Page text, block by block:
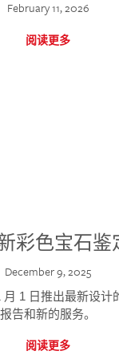
February 11, 2026
阅读更多
彩色宝石鉴
December 9, 2025
月 1 日推出最新设计
报告和新的服务。
阅读更多